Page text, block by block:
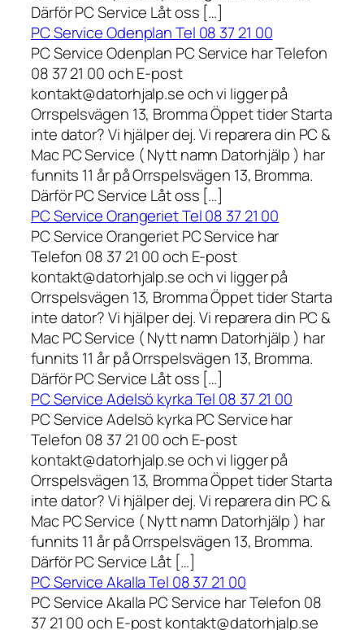
Därför PC Service Låt oss […]
PC Service Odenplan Tel 08 37 21 00
PC Service Odenplan PC Service har Telefon
08 37 21 00 och E-post
kontakt@datorhjalp.se och vi ligger på
Orrspelsvägen 13, Bromma Öppet tider Starta
inte dator? Vi hjälper dej. Vi reparera din PC &
Mac PC Service ( Nytt namn Datorhjälp ) har
funnits 11 år på Orrspelsvägen 13, Bromma.
Därför PC Service Låt oss […]
PC Service Orangeriet Tel 08 37 21 00
PC Service Orangeriet PC Service har
Telefon 08 37 21 00 och E-post
kontakt@datorhjalp.se och vi ligger på
Orrspelsvägen 13, Bromma Öppet tider Starta
inte dator? Vi hjälper dej. Vi reparera din PC &
Mac PC Service ( Nytt namn Datorhjälp ) har
funnits 11 år på Orrspelsvägen 13, Bromma.
Därför PC Service Låt oss […]
PC Service Adelsö kyrka Tel 08 37 21 00
PC Service Adelsö kyrka PC Service har
Telefon 08 37 21 00 och E-post
kontakt@datorhjalp.se och vi ligger på
Orrspelsvägen 13, Bromma Öppet tider Starta
inte dator? Vi hjälper dej. Vi reparera din PC &
Mac PC Service ( Nytt namn Datorhjälp ) har
funnits 11 år på Orrspelsvägen 13, Bromma.
Därför PC Service Låt […]
PC Service Akalla Tel 08 37 21 00
PC Service Akalla PC Service har Telefon 08
37 21 00 och E-post kontakt@datorhjalp.se